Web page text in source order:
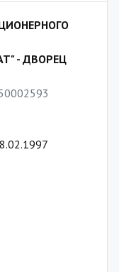
- ДВОРЕЦ